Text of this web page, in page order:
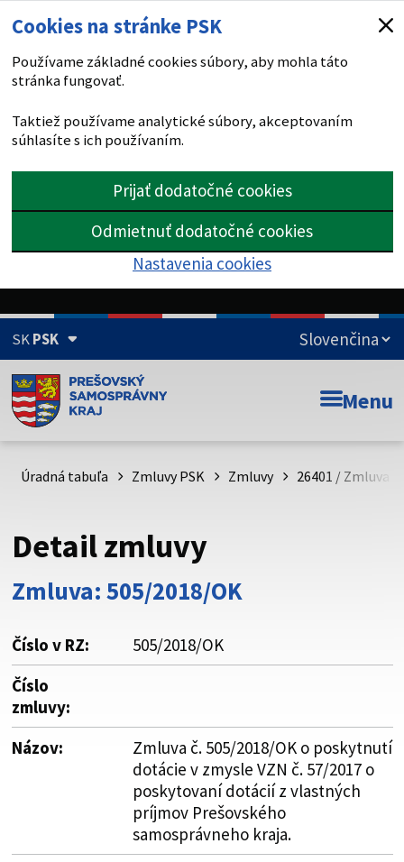
Cookies na stránke PSK
Používame základné cookies súbory, aby mohla táto
stránka fungovať.
Taktiež používame analytické súbory, akceptovaním
súhlasíte s ich používaním.
Prijať dodatočné cookies
Odmietnuť dodatočné cookies
Nastavenia cookies
SKPSK
Doména psk.sk je oficiálna
Toto je oficiálna webová stránka Prešovského
psk.sk.
Buďte pozorní a vždy sa uistite, že zdieľate informácie iba
cez zabezpečenú webovú stránku. Zabezpečená stránka
vždy začína https:// pred názvom domény webového sídla.
Menu
Úradná tabuľa Zmluvy PSK Zmluvy 26401 / Zmluva
Detail zmluvy
Zmluva: 505/2018/OK
Číslo v RZ:
505/2018/OK
Číslo
zmluvy:
Názov:
Zmluva č. 505/2018/OK o poskytnutí
dotácie v zmysle VZN č. 57/2017 o
poskytovaní dotácií z vlastných
príjmov Prešovského
samosprávneho kraja.